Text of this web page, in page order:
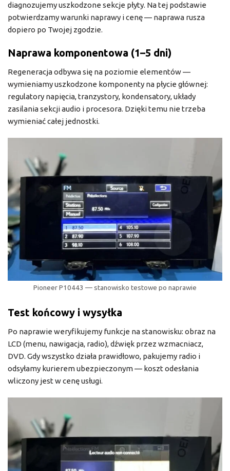
diagnozujemy uszkodzone sekcje płyty. Na tej podstawie
potwierdzamy warunki naprawy i cenę — naprawa rusza
dopiero po Twojej zgodzie.
Naprawa komponentowa (1–5 dni)
Regeneracja odbywa się na poziomie elementów —
wymieniamy uszkodzone komponenty na płycie głównej:
regulatory napięcia, tranzystory, kondensatory, układy
zasilania sekcji audio i procesora. Dzięki temu nie trzeba
wymieniać całej jednostki.
Pioneer P10443 — stanowisko testowe po naprawie
Test końcowy i wysyłka
Po naprawie weryfikujemy funkcje na stanowisku: obraz na
LCD (menu, nawigacja, radio), dźwięk przez wzmacniacz,
DVD. Gdy wszystko działa prawidłowo, pakujemy radio i
odsyłamy kurierem ubezpieczonym — koszt odesłania
wliczony jest w cenę usługi.